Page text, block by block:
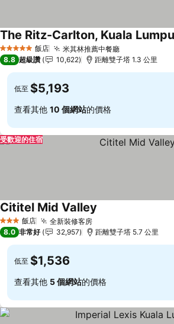
5 星級 飯店 米其林推薦中餐廳查看價格
The Ritz-Carlton, Kuala
8.8 超級讚 10,622 距離雙子塔 1.3 公里
低至 $5,193
查看其他 10 個網站的價格
受歡迎的住宿
3 星級 飯店 全新裝修客房查看價格
Cititel Mid Valley
8.0 非常好 32,957 距離雙子塔 5.7 公里
低至 $1,536
查看其他 5 個網站的價格